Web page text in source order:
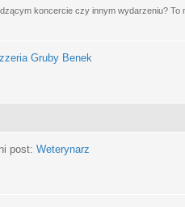
koncercie czy innym wydarzeniu? To
Gruby Benek
post: Weterynarz